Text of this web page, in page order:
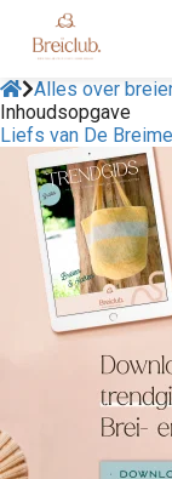
Alles over
Inhoudsopgave
Liefs van De